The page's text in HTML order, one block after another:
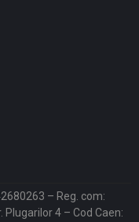
– Reg. com:
4 – Cod Caen: